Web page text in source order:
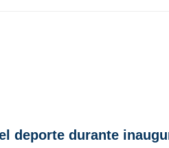
deporte durante